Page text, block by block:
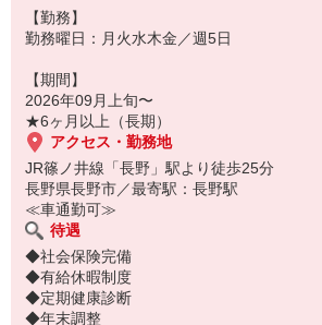
【勤務】
勤務曜日：月火水木金／週5日
【期間】
2026年09月上旬〜
★6ヶ月以上（長期）
アクセス・勤務地
JR篠ノ井線「長野」駅より徒歩25分
長野県長野市／最寄駅：長野駅
≪車通勤可≫
待遇
◆社会保険完備
◆有給休暇制度
◆定期健康診断
◆年末調整